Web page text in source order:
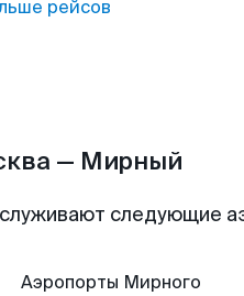
рейсов
— Мирный
следующие
Аэропорты Мирного